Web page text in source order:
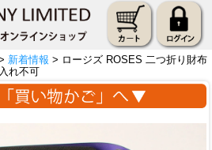
新着情報 > ロージズ ROSES 二つ折り財布
れ不可